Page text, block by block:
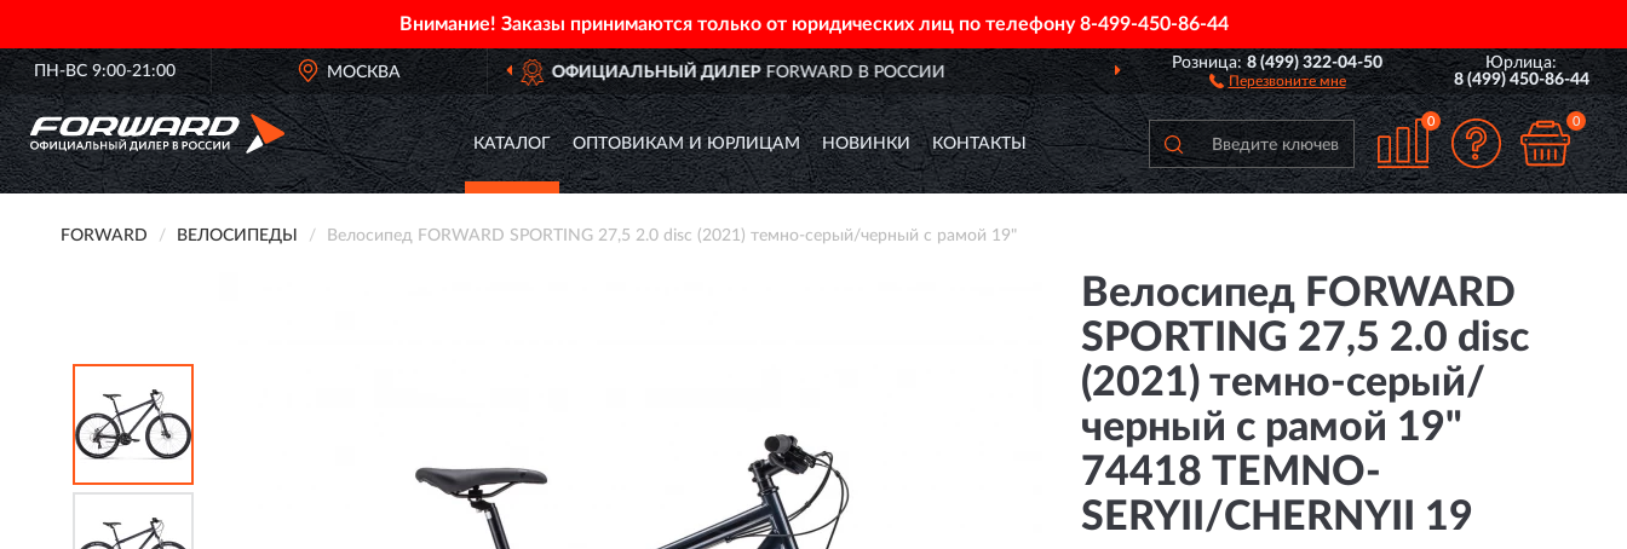
Внимание! Заказы принимаются только от юридических лиц по телефону8-499-450-86-44
ПН-ВС 9:00-21:00 МОСКВА
ОФИЦИАЛЬНЫЙ ДИЛЕРFORWARD В РОССИИ ДОСТАВИМ ПО ВСЕЙ РОССИИ ПОЛНЫЙ
Розница:8 (499) 322-04-50
Перезвоните мне
Юрлица:
8 (499) 450-86-44
КАТАЛОГ ОПТОВИКАМ И ЮРЛИЦАМ НОВИНКИ КОНТАКТЫ
0 0
FORWARD ВЕЛОСИПЕДЫ Велосипед FORWARD SPORTING 27,5 2.0 disc (2021) темно-серый/черный с рамой 19"
Велосипед FORWARD
SPORTING 27,5 2.0 disc
(2021) темно-серый/
черный с рамой 19"
74418 TEMNO-
SERYII/CHERNYII 19